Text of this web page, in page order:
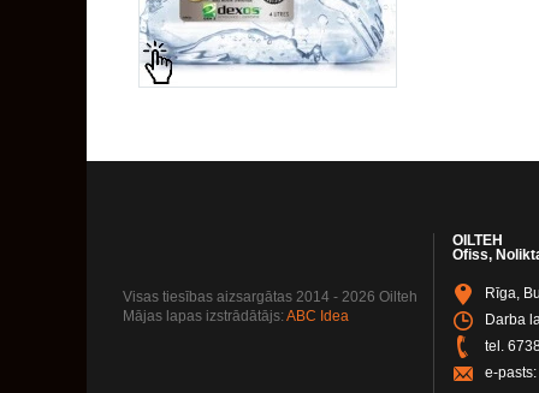
Visas tiesības aizsargātas 2014 - 2026 Oilteh
Mājas lapas izstrādātājs: ABC Idea
OILTEH
Ofiss,
Rīga,
Darba
tel.
e-pasts: